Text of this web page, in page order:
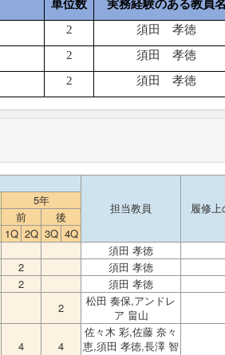
単位数
実務経験のある教員名
2
須田 孝徳
2
須田 孝徳
2 須田 孝徳
担当教員
履修上
5年
前
後
1Q 2Q 3Q 4Q
須田 孝徳
2
須田 孝徳
2
須田 孝徳
2
松田 奏保,アンドレ
ア 畠山
4 4
佐々木 彩,佐藤 奈々
恵,須田 孝徳,長澤 智